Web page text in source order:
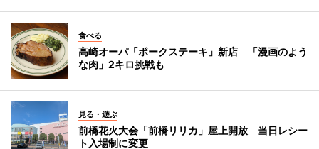
食べる
高崎オーパ「ポークステーキ」新店 「漫画のよう
な肉」2キロ挑戦も
見る・遊ぶ
前橋花火大会「前橋リリカ」屋上開放 当日レシー
ト入場制に変更